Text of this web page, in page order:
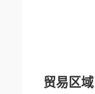
贸易区域